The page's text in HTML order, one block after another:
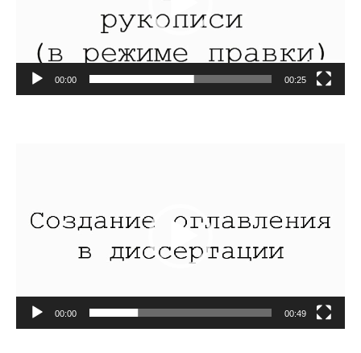
00:00 00:25
00:00 00:49